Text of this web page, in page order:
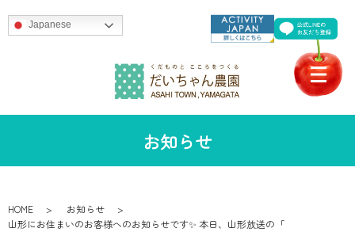
Japanese
お知らせ
HOME
お知らせ
山形にお住まいのお客様へのお知らせです✨ 本日、山形放送の「